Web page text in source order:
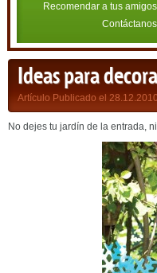
Recomendar a tus amigos
Contáctanos
Ideas para
Artículo Publicado el
No dejes tu jardín de la entrada,